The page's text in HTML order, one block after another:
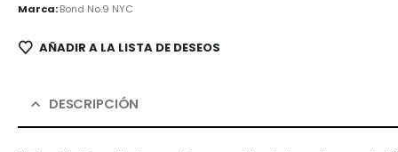
Marca:Bond No.9 NYC
AÑADIR A LA LISTA DE DESEOS
DESCRIPCIÓN